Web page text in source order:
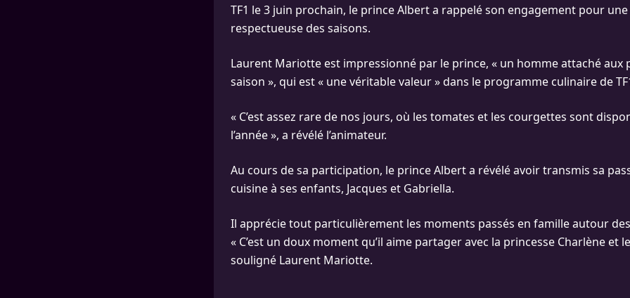
TF1 le 3 juin prochain, le prince Albert a rappelé son engagement pour
respectueuse des saisons.
Laurent Mariotte est impressionné par le prince, « un homme attaché aux
saison », qui est « une véritable valeur » dans le programme culinaire de
« C’est assez rare de nos jours, où les tomates et les courgettes sont
l’année », a révélé l’animateur.
Au cours de sa participation, le prince Albert a révélé avoir transmis sa
cuisine à ses enfants, Jacques et Gabriella.
Il apprécie tout particulièrement les moments passés en famille autour
« C’est un doux moment qu’il aime partager avec la princesse Charlène et
souligné Laurent Mariotte.